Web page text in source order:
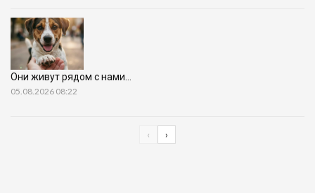
Они живут рядом с нами…
05.08.2026 08:22
‹ ›